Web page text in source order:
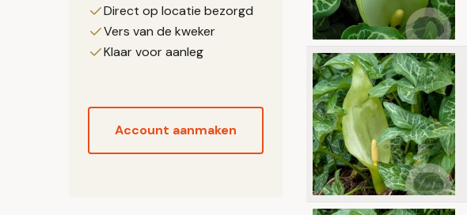
Direct op locatie bezorgd
Vers van de kweker
Klaar voor aanleg
Account aanmaken